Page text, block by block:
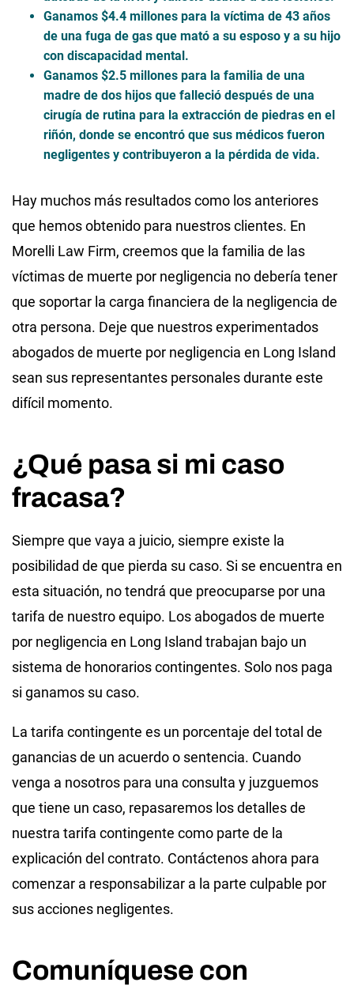
Ganamos $4.4 millones para la víctima de 43 años
de una fuga de gas que mató a su esposo y a su hijo
con discapacidad mental.
Ganamos $2.5 millones para la familia de una
madre de dos hijos que falleció después de una
cirugía de rutina para la extracción de piedras en el
riñón, donde se encontró que sus médicos fueron
negligentes y contribuyeron a la pérdida de vida.
Hay muchos más resultados como los anteriores
que hemos obtenido para nuestros clientes. En
Morelli Law Firm, creemos que la familia de las
víctimas de muerte por negligencia no debería tener
que soportar la carga financiera de la negligencia de
otra persona. Deje que nuestros experimentados
abogados de muerte por negligencia en Long Island
sean sus representantes personales durante este
difícil momento.
¿Qué pasa si mi caso
fracasa?
Siempre que vaya a juicio, siempre existe la
posibilidad de que pierda su caso. Si se encuentra en
esta situación, no tendrá que preocuparse por una
tarifa de nuestro equipo. Los abogados de muerte
por negligencia en Long Island trabajan bajo un
sistema de honorarios contingentes. Solo nos paga
si ganamos su caso.
La tarifa contingente es un porcentaje del total de
ganancias de un acuerdo o sentencia. Cuando
venga a nosotros para una consulta y juzguemos
que tiene un caso, repasaremos los detalles de
nuestra tarifa contingente como parte de la
explicación del contrato. Contáctenos ahora para
comenzar a responsabilizar a la parte culpable por
sus acciones negligentes.
Comuníquese con